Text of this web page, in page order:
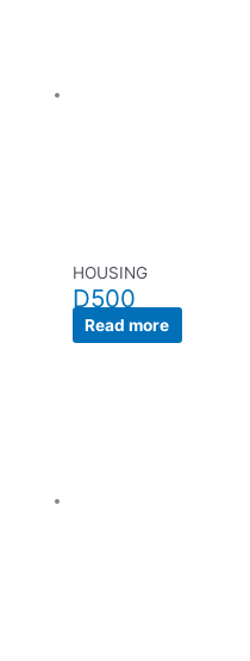
HOUSING
D500
Read more